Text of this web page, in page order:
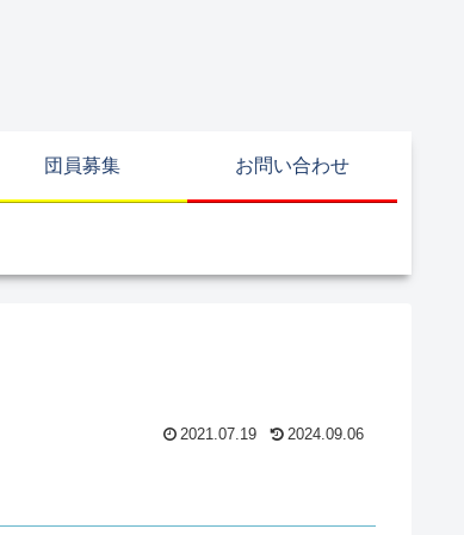
団員募集 お問い合わせ
2021.07.19 2024.09.06